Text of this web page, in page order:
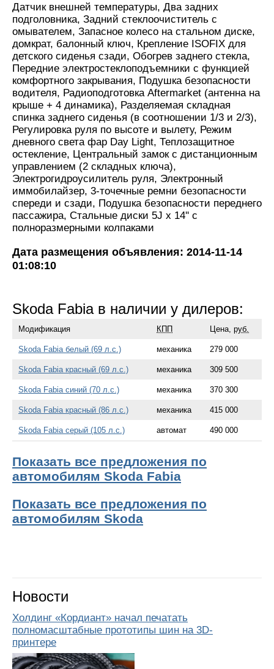
Датчик внешней температуры, Два задних
подголовника, Задний стеклоочиститель с
омывателем, Запасное колесо на стальном диске,
домкрат, балонный ключ, Крепление ISOFIX для
детского сиденья сзади, Обогрев заднего стекла,
Передние электростеклоподъемники с функцией
комфортного закрывания, Подушка безопасности
водителя, Радиоподготовка Aftermarket (антенна на
крыше + 4 динамика), Разделяемая складная
спинка заднего сиденья (в соотношении 1/3 и 2/3),
Регулировка руля по высоте и вылету, Режим
дневного света фар Day Light, Теплозащитное
остекление, Центральный замок с дистанционным
управлением (2 складных ключа),
Электрогидроусилитель руля, Электронный
иммобилайзер, 3-точечные ремни безопасности
спереди и сзади, Подушка безопасности переднего
пассажира, Стальные диски 5J x 14'' с
полноразмерными колпаками
Дата размещения объявления: 2014-11-14
01:08:10
Skoda Fabia в наличии у дилеров:
Модификация КПП Цена, руб.
Skoda Fabia белый (69 л.с.) механика 279 000
Skoda Fabia красный (69 л.с.) механика 309 500
Skoda Fabia синий (70 л.с.) механика 370 300
Skoda Fabia красный (86 л.с.) механика 415 000
Skoda Fabia серый (105 л.с.) автомат 490 000
Показать все предложения по
автомобилям Skoda Fabia
Показать все предложения по
автомобилям Skoda
Новости
Холдинг «Кордиант» начал печатать
полномасштабные прототипы шин на 3D-
принтере